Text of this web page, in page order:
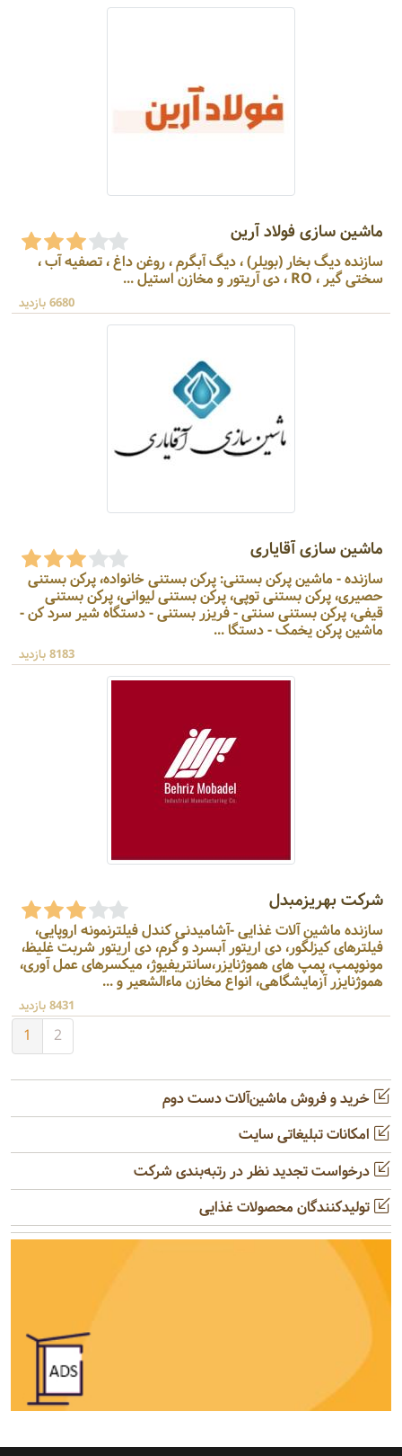
ماشین سازی فولاد آرین
سازنده دیگ بخار (بویلر) ، دیگ آبگرم ، روغن داغ ، تصفیه آب ،
سختی گیر ، RO ، دی آریتور و مخازن استیل ...
6680 بازدید
ماشین سازی آقایاری
سازنده - ماشین پرکن بستنی: پرکن بستنی خانواده، پرکن بستنی
حصیری، پرکن بستنی توپی، پرکن بستنی لیوانی، پرکن بستنی
قیفی، پرکن بستنی سنتی - فریزر بستنی - دستگاه شیر سرد کن -
ماشین پرکن یخمک - دستگا ...
8183 بازدید
شرکت بهریزمبدل
سازنده ماشین آلات غذایی -آشامیدنی کندل فیلترنمونه اروپایی،
فیلترهای کیزلگور، دی اریتور آبسرد و گرم، دی اریتور شربت غلیظ،
مونوپمپ، پمپ های هموژنایزر،سانتریفیوژ، میکسرهای عمل آوری،
هموژنایزر آزمایشگاهی، انواع مخازن ماءالشعیر و ...
8431 بازدید
1 2
خرید و فروش ماشین‌آلات دست دوم
امکانات تبلیغاتی سایت
درخواست تجدید نظر در رتبه‌بندی شرکت
تولیدکنندگان محصولات غذایی